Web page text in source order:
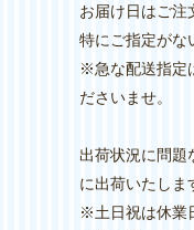
お届け日はご注
特にご指定がな
※急な配送指定
ださいませ。
出荷状況に問題
に出荷いたしま
※土日祝は休業